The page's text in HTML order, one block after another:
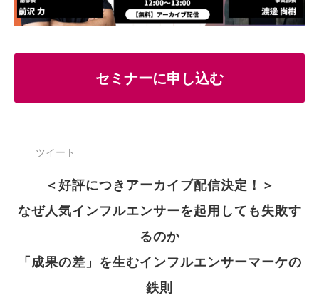
セミナーに申し込む
ツイート
＜好評につきアーカイブ配信決定！＞
なぜ人気インフルエンサーを起用しても失敗す
るのか
「成果の差」を生むインフルエンサーマーケの
鉄則